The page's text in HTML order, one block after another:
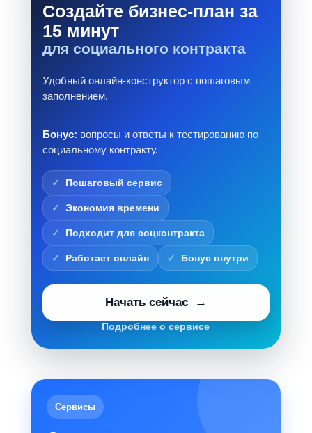
Создайте бизнес-план за
15 минут
для социального контракта
Удобный онлайн-конструктор с пошаговым
заполнением.
Бонус: вопросы и ответы к тестированию по
социальному контракту.
Пошаговый сервис
Экономия времени
Подходит для соцконтракта
Работает онлайн Бонус внутри
Начать сейчас
Подробнее о сервисе
Сервисы